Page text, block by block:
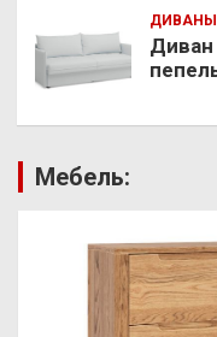
ДИВАНЫ
Мебель: